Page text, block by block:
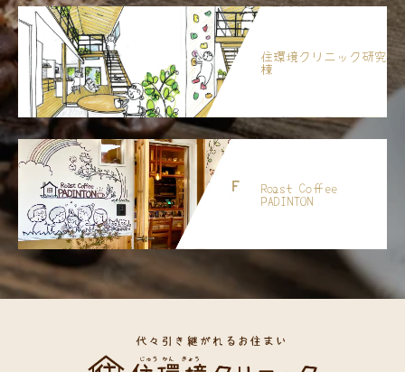
住環境クリニック研究
棟
Roast Coffee
PADINTON